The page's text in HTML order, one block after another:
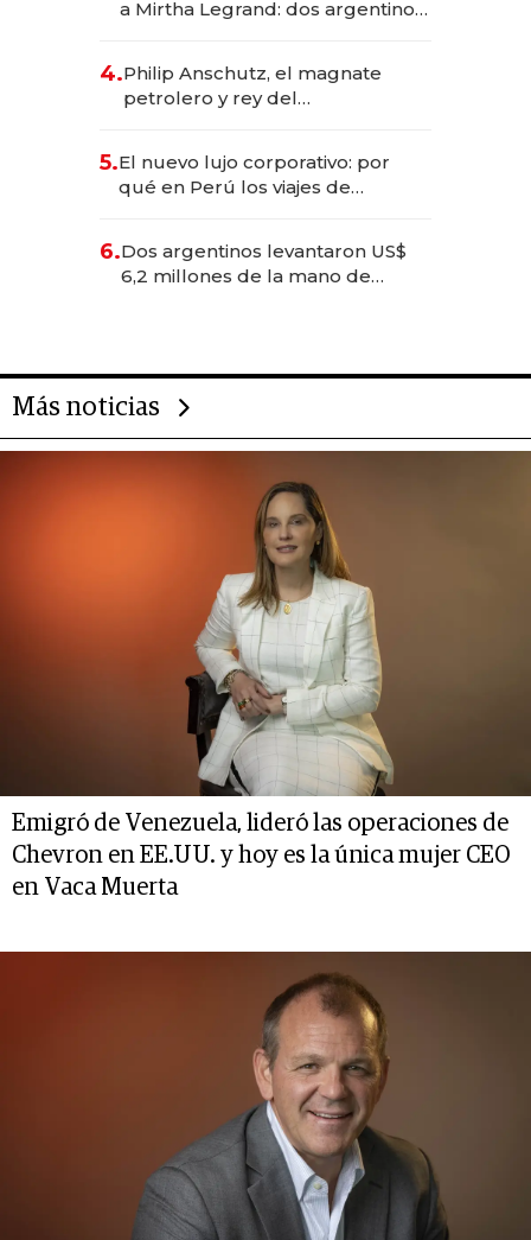
a Mirtha Legrand: dos argentinos
4.Philip Anschutz, el magnate
petrolero y rey del
Fénix
5.El nuevo lujo corporativo: por
qué en Perú los viajes de
para convertirse en experiencias
transformadoras
6.Dos argentinos levantaron US$
6,2 millones de la mano de
Más noticias
Emigró de Venezuela, lideró las operaciones de
Chevron en EE.UU. y hoy es la única mujer CEO
en Vaca Muerta